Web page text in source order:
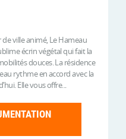
ville animé, Le Hameau
écrin végétal qui fait la
douces. La résidence
rythme en accord avec la
Elle vous offre...